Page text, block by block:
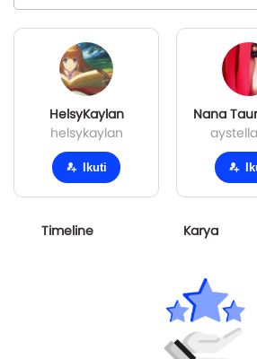
HelsyKaylan
helsykaylan
Ikuti
Nana
Timeline Karya